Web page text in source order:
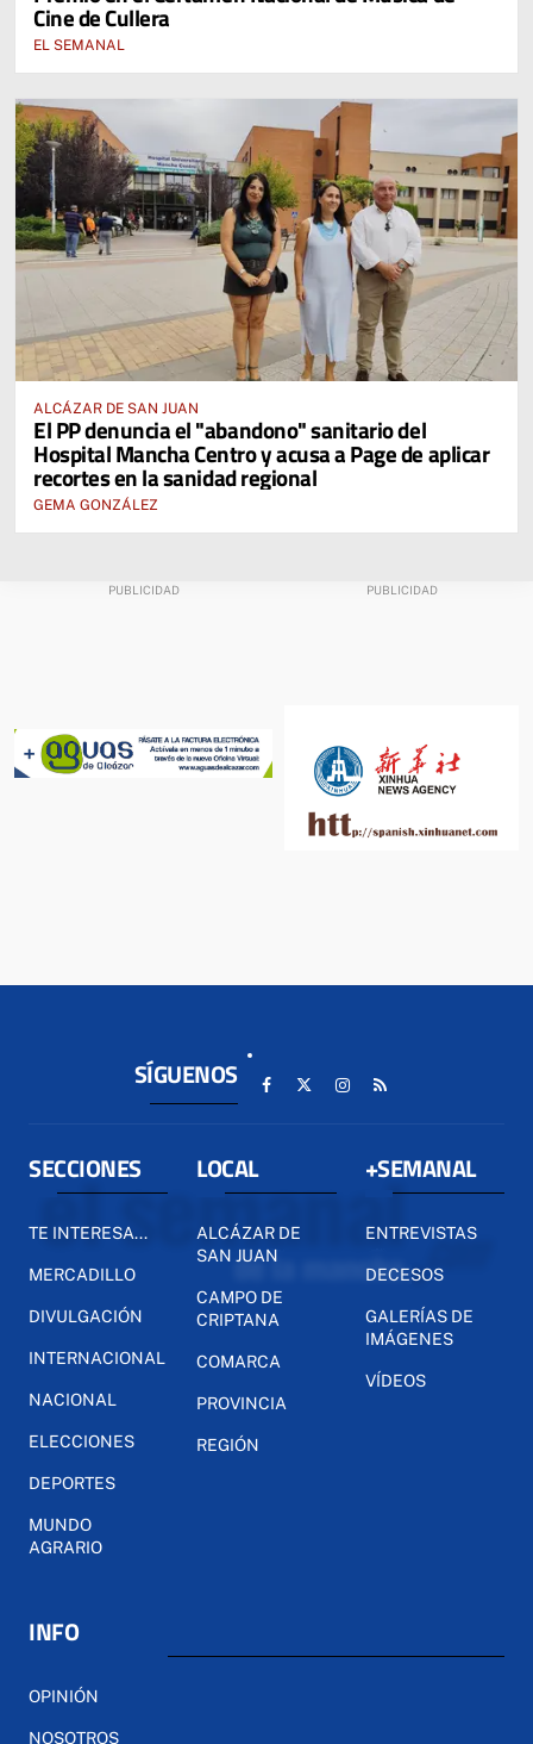
Cine de Cullera
EL SEMANAL
ALCÁZAR DE SAN JUAN
El PP denuncia el "abandono" sanitario del
Hospital Mancha Centro y acusa a Page de aplicar
recortes en la sanidad regional
GEMA GONZÁLEZ
SÍGUENOS
SECCIONES
TE INTERESA...
MERCADILLO
DIVULGACIÓN
INTERNACIONAL
NACIONAL
ELECCIONES
DEPORTES
MUNDO
AGRARIO
LOCAL
ALCÁZAR DE
SAN JUAN
CAMPO DE
CRIPTANA
COMARCA
PROVINCIA
REGIÓN
+SEMANAL
ENTREVISTAS
DECESOS
GALERÍAS DE
IMÁGENES
VÍDEOS
INFO
OPINIÓN
NOSOTROS